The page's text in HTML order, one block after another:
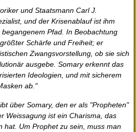
und Staatsmann Carl J.
und der Krisenablauf ist ihm
Pfad. In Beobachtung
Schärfe und Freiheit; er
Zwangsvorstellung, ob sie sich
ausgebe. Somary erkennt das
Ideologien, und mit sicherem
ab."
über Somary, den er als "Propheten"
Weissagung ist ein Charisma, das
hat. Um Prophet zu sein, muss man